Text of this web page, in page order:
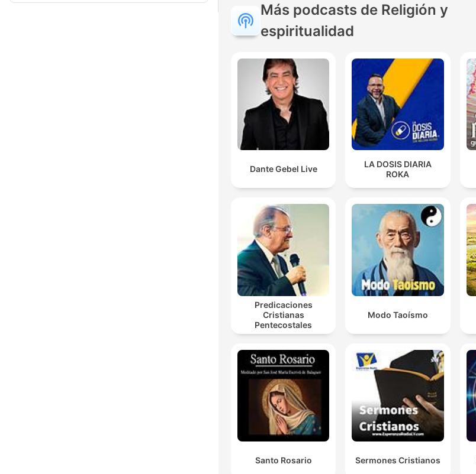
Más podcasts de Religión y
espiritualidad
Dante Gebel Live
LA DOSIS DIARIA
ROKA
Predicaciones
Cristianas
Pentecostales
Modo Taoísmo
Santo Rosario Sermones Cristianos